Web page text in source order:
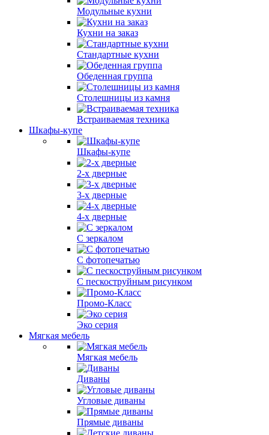
Модульные кухни
Кухни на заказ
Стандартные кухни
Обеденная группа
Столешницы из камня
Встраиваемая техника
Шкафы-купе
Шкафы-купе
2-х дверные
3-х дверные
4-х дверные
С зеркалом
С фотопечатью
С пескоструйным рисунком
Промо-Класс
Эко серия
Мягкая мебель
Мягкая мебель
Диваны
Угловые диваны
Прямые диваны